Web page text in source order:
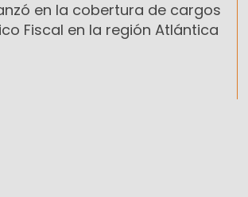
en la cobertura de cargos
Fiscal en la región Atlántica